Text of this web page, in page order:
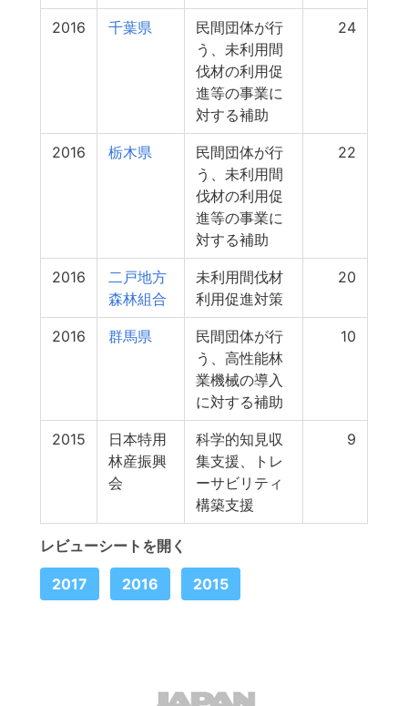
2016 千葉県
民間団体が行
う、未利用間
伐材の利用促
進等の事業に
対する補助
24
2016 栃木県
民間団体が行
う、未利用間
伐材の利用促
進等の事業に
対する補助
22
2016
二戸地方
森林組合
未利用間伐材
利用促進対策
20
2016 群馬県
民間団体が行
う、高性能林
業機械の導入
に対する補助
10
2015
日本特用
林産振興
会
科学的知見収
集支援、トレ
ーサビリティ
構築支援
9
レビューシートを開く
2017 2016 2015